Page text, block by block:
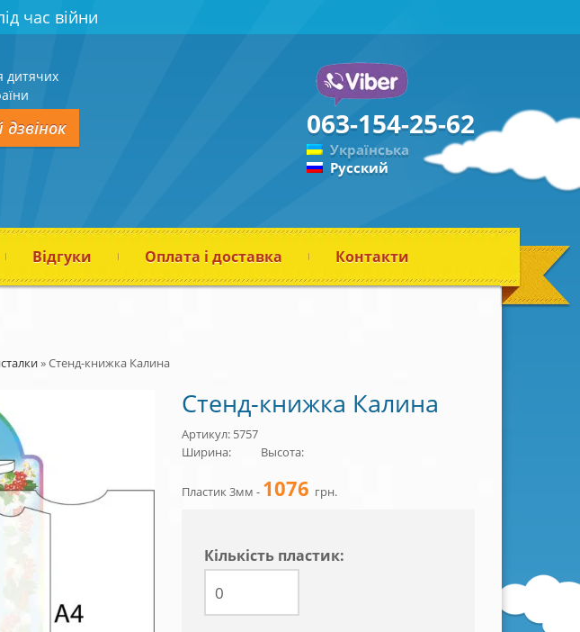
час війни
дитячих
063-154-25-62
Українська
Русский
Відгуки Оплата і доставка Контакти
»Стенд-книжка Калина
Стенд-книжка Калина
Артикул: 5757
Ширина:
Высота:
Пластик 3мм - 1076 грн.
Кiлькiсть пластик: